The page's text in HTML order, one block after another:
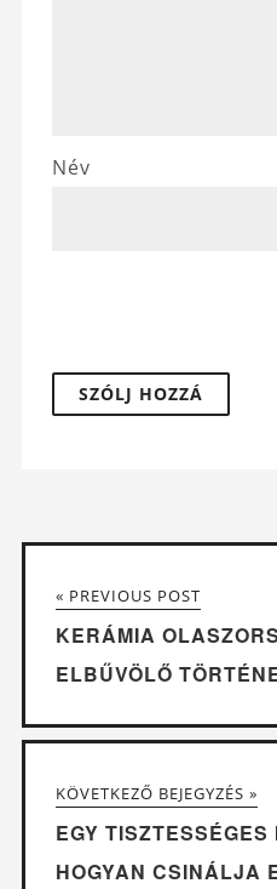
Név
« PREVIOUS POST
KERÁMIA
ELBŰVÖLŐ
KÖVETKEZŐ BEJEGYZÉS »
EGY
HOGYAN CSINÁLJA